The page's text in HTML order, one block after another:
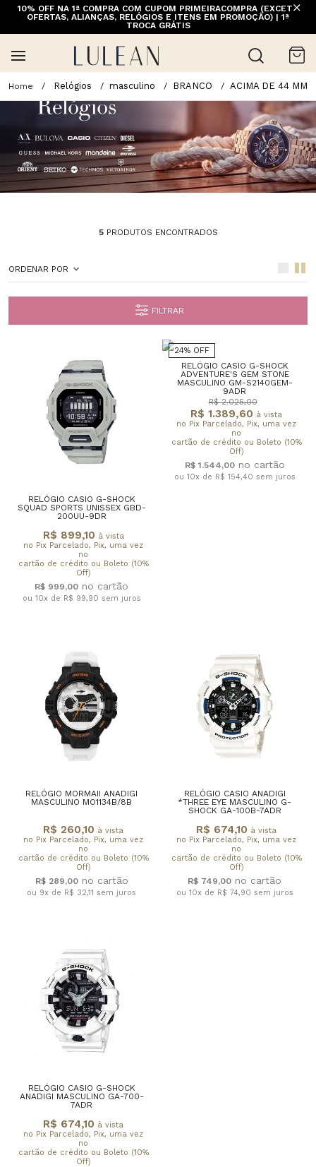
10% OFF NA 1ª COMPRA COM CUPOM PRIMEIRACOMPRA (EXCETO
OFERTAS, ALIANÇAS, RELÓGIOS E ITENS EM PROMOÇÃO) | 1ª
TROCA GRÁTIS
Relógios masculino BRANCO ACIMA DE 44 MM
5PRODUTOS ENCONTRADOS
ORDENAR POR
FILTRAR
RELÓGIO CASIO G-SHOCK
SQUAD SPORTS UNISSEX GBD-
200UU-9DR
R$ 899,10 à vista
no Pix Parcelado, Pix, uma vez
no
cartão de crédito ou Boleto (10%
Off)
R$ 999,00
ou 10x de R$ 99,90 sem juros
24% OFF
RELÓGIO CASIO G-SHOCK
ADVENTURE'S GEM STONE
MASCULINO GM-S2140GEM-
9ADR
R$ 1.389,60 à vista
no Pix Parcelado, Pix, uma vez
no
cartão de crédito ou Boleto (10%
Off)
R$ 2.025,00
R$ 1.544,00
ou 10x de R$ 154,40 sem juros
RELÓGIO MORMAII ANADIGI
MASCULINO MO1134B/8B
R$ 260,10 à vista
no Pix Parcelado, Pix, uma vez
no
cartão de crédito ou Boleto (10%
Off)
R$ 289,00
ou 9x de R$ 32,11 sem juros
RELÓGIO CASIO ANADIGI
*THREE EYE MASCULINO G-
SHOCK GA-100B-7ADR
R$ 674,10 à vista
no Pix Parcelado, Pix, uma vez
no
cartão de crédito ou Boleto (10%
Off)
R$ 749,00
ou 10x de R$ 74,90 sem juros
RELÓGIO CASIO G-SHOCK
ANADIGI MASCULINO GA-700-
7ADR
R$ 674,10 à vista
no Pix Parcelado, Pix, uma vez
no
cartão de crédito ou Boleto (10%
Off)